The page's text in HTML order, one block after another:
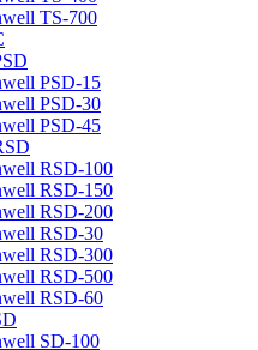
TS-700
PSD-15
PSD-30
PSD-45
RSD-100
RSD-150
RSD-200
RSD-30
RSD-300
RSD-500
RSD-60
SD-100